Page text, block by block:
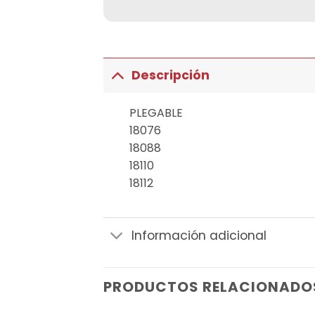
Descripción
PLEGABLE
18076
18088
18110
18112
Información adicional
PRODUCTOS